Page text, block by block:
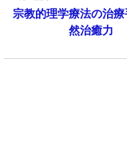
宗教的理学療法の治療
然治癒力